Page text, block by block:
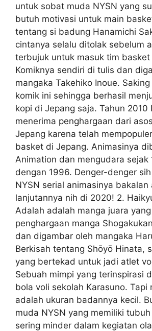
untuk sobat muda NYSN yang
butuh motivasi untuk main
tentang si badung Hanamichi
cintanya selalu ditolak sebelum
terbujuk untuk masuk tim basket
Komiknya sendiri di tulis dan
mangaka Takehiko Inoue.
komik ini sehingga berhasil
kopi di Jepang saja. Tahun 2010
menerima penghargaan dari
Jepang karena telah
basket di Jepang. Animasinya
Animation dan mengudara sejak
dengan 1996. Denger-denger
NYSN serial animasinya bakalan
lanjutannya nih di 2020! 2.
Adalah adalah manga juara
penghargaan manga
dan digambar oleh mangaka
Berkisah tentang Shōyō Hinata,
yang bertekad untuk jadi atlet
Sebuah mimpi yang terinspirasi
bola voli sekolah Karasuno. Tapi
adalah ukuran badannya kecil.
muda NYSN yang memiliki
sering minder dalam kegiatan